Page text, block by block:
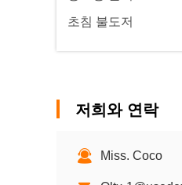
초침 불도저
저희와 연락
Miss. Coco